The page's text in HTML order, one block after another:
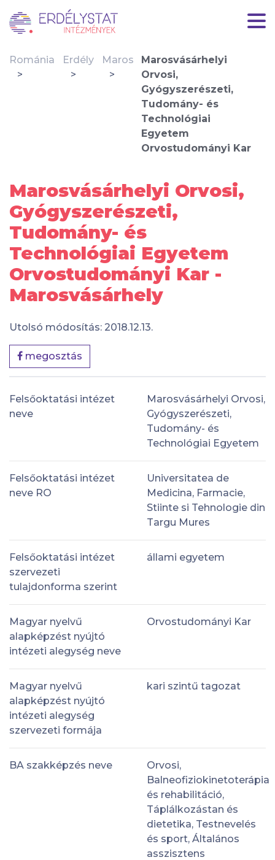
Románia Erdély Maros
Marosvásárhelyi
Orvosi,
Gyógyszerészeti,
Tudomány- és
Technológiai
Egyetem
Orvostudományi Kar
Marosvásárhelyi Orvosi,
Gyógyszerészeti,
Tudomány- és
Technológiai Egyetem
Orvostudományi Kar -
Marosvásárhely
Utolsó módosítás: 2018.12.13.
megosztás
Felsőoktatási intézet
neve
Marosvásárhelyi Orvosi,
Gyógyszerészeti,
Tudomány- és
Technológiai Egyetem
Felsőoktatási intézet
neve RO
Universitatea de
Medicina, Farmacie,
Stiinte si Tehnologie din
Targu Mures
Felsőoktatási intézet
szervezeti
tulajdonforma szerint
állami egyetem
Magyar nyelvű
alapképzést nyújtó
intézeti alegység neve
Orvostudományi Kar
Magyar nyelvű
alapképzést nyújtó
intézeti alegység
szervezeti formája
kari szintű tagozat
BA szakképzés neve
Orvosi,
Balneofiziokinetoterápia
és rehabilitáció,
Táplálkozástan és
dietetika, Testnevelés
és sport, Általános
asszisztens